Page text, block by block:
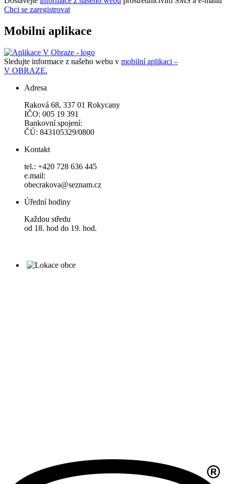
Chci se zaregistrovat
Mobilní aplikace
Sledujte informace z našeho webu v mobilní aplikaci –
V OBRAZE.
Adresa
Raková 68, 337 01 Rokycany
IČO: 005 19 391
Bankovní spojení:
ČÚ: 843105329/0800
Kontakt
tel.: +420 728 636 445
e.mail:
obecrakova@seznam.cz
Úřední hodiny
Každou středu
od 18. hod do 19. hod.